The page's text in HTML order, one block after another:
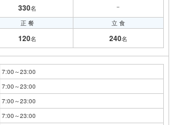
330名
－
正 餐
120名
立 食
240名
7:00～23:00
7:00～23:00
7:00～23:00
7:00～23:00